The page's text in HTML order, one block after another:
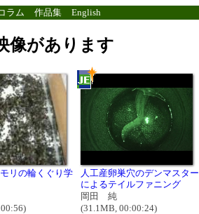
ラム 作品集 English
像があります
リの輪くぐり学
人工産卵巣穴のデンマスター
によるテイルファニング
岡田 純
(31.1MB, 00:00:24)